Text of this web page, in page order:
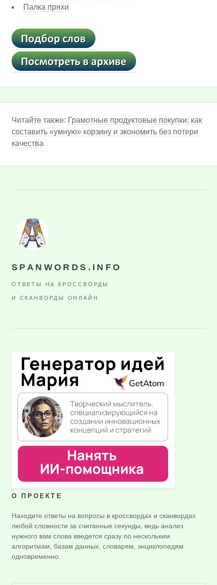
Палка пряхи
Читайте также: Грамотные продуктовые покупки: как
составить «умную» корзину и экономить без потери
качества
SPANWORDS.INFO
ОТВЕТЫ НА КРОССВОРДЫ
И СКАНВОРДЫ ОНЛАЙН
О ПРОЕКТЕ
Находите ответы на вопросы в кроссвордах и сканвордах
любой сложности за считанные секунды, ведь анализ
нужного вам слова введется сразу по нескольким
алгоритмам, базам данных, словарям, энциклопедям
одновременно.